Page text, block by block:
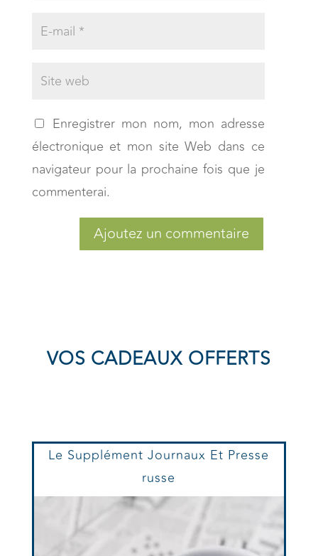
Enregistrer mon nom, mon adresse
électronique et mon site Web dans ce
navigateur pour la prochaine fois que je
commenterai.
Ajoutez un commentaire
VOS CADEAUX OFFERTS
Le Supplément Journaux Et Presse
russe